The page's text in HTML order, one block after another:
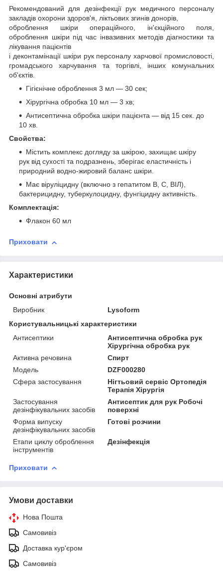
Рекомендований для дезінфекції рук медичного персоналу
закладів охорони здоров'я, ліктьових згинів донорів,
оброблення шкіри операційного, ін'єкційного поля,
оброблення шкіри під час інвазивних методів діагностики та
лікування пацієнтів
і деконтамінації шкіри рук персоналу харчової промисловості,
громадського харчування та торгівлі, інших комунальних
об'єктів.
Гігієнічне оброблення 3 мл — 30 сек;
Хірургічна обробка 10 мл — 3 хв;
Антисептична обробка шкіри пацієнта — від 15 сек. до
10 хв.
Свойства:
Містить комплекс догляду за шкірою, захищає шкіру
рук від сухості та подразнень, зберігає еластичність і
природний водно-жировий баланс шкіри.
Має віруліцидну (включно з гепатитом В, С, ВІЛ),
бактерицидну, туберкулоцидну, фунгіцидну активність.
Комплектація:
Флакон 60 мл
Приховати
Характеристики
Основні атрибути
Виробник
Lysoform
Користувальницькі характеристики
Антисептики
Антисептична обробка рук
Хірургічна обробка рук
Активна речовина
Спирт
Модель
DZF000280
Сфера застосування
Нігтьовий сервіс Ортопедія
Терапія Хірургія
Застосування
дезінфікувальних засобів
Антисептик для рук Робочі
поверхні
Форма випуску
дезінфікувальних засобів
Готові розчини
Етапи циклу оброблення
інструментів
Дезінфекція
Приховати
Умови доставки
Нова Пошта
Самовивіз
Доставка кур'єром
Самовивіз